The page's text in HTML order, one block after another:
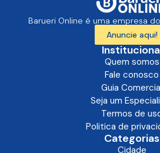
Barueri Online é uma empresa
Anuncie aqui!
Quem somos
Fale conosco
Guia
Seja um